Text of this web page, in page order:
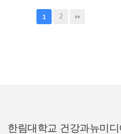
1 2
한림대학교 건강과뉴미